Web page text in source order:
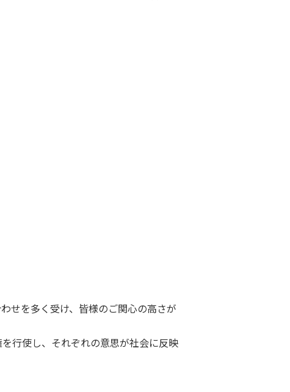
せを多く受け、皆様のご関心の高さが
行使し、それぞれの意思が社会に反映